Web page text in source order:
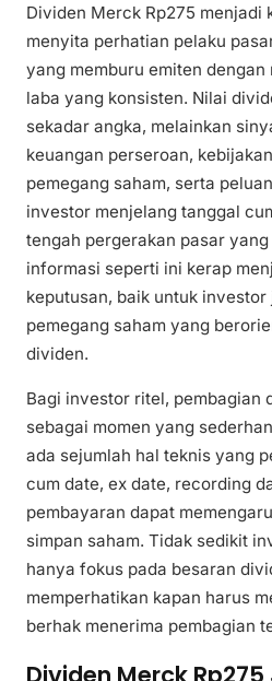
Dividen Merck Rp275 menjadi
menyita perhatian pelaku
yang memburu emiten
laba yang konsisten. Nilai
sekadar angka, melainkan
keuangan perseroan,
pemegang saham, serta
investor menjelang tanggal
tengah pergerakan pasar
informasi seperti ini kerap
keputusan, baik untuk
pemegang saham yang
dividen.
Bagi investor ritel, pembagian
sebagai momen yang
ada sejumlah hal teknis yang
cum date, ex date, recording
pembayaran dapat
simpan saham. Tidak sedikit
hanya fokus pada besaran
memperhatikan kapan harus
berhak menerima pembagian